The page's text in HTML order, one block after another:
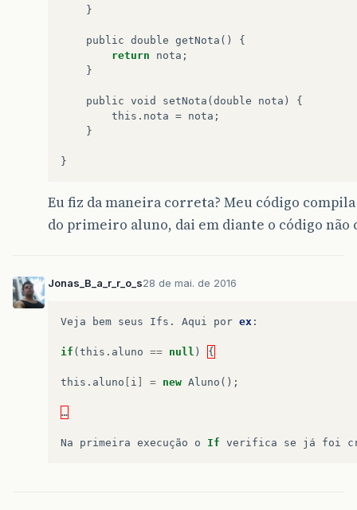
}
public double getNota ()
{
return
nota ;
}
public void setNota ( double nota )
{
this . nota = nota ;
}
}
Eu fiz da maneira correta? Meu código
do primeiro aluno, dai em diante o código não
Jonas_B_a_r_r_o_s28 de mai. de 2016
Veja bem seus Ifs . Aqui por ex :
if ( this . aluno == null ) {
this . aluno i = new Aluno ();
…
Na primeira execução o If verifica se já foi